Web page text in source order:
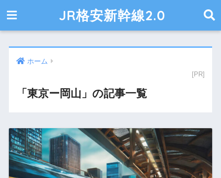
JR格安新幹線2.0
ホーム
「東京ー岡山」の記事一覧